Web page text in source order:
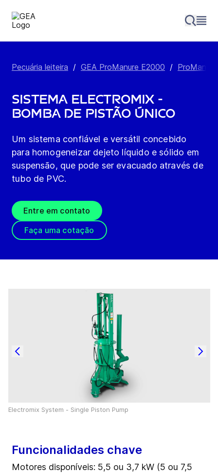
Pecuária leiteira / GEA ProManure E2000 /
Sistema Electromix -
bomba de pistão único
Um sistema confiável e versátil concebido
para homogeneizar dejeto líquido e sólido em
suspensão, que pode ser evacuado através de
tubo de PVC.
Entre em contato
Faça uma cotação
Electromix System - Single Piston Pump
Funcionalidades chave
Motores disponíveis: 5,5 ou 3,7 kW (5 ou 7,5